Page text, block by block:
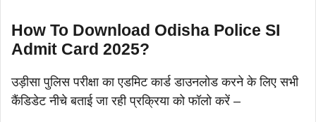
How To Download Odisha Police SI
Admit Card 2025?
उड़ीसा पुलिस परीक्षा का एडमिट कार्ड डाउनलोड करने के लिए सभी
कैंडिडेट नीचे बताई जा रही प्रक्रिया को फॉलो करें –